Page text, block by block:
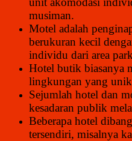
musiman.
Motel adalah
berukuran kecil
individu dari area
Hotel butik biasanya
lingkungan yang unik
Sejumlah hotel dan
kesadaran publik
Beberapa hotel
tersendiri, misalnya